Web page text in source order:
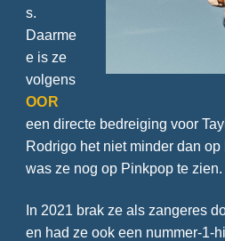
s.
Daarme
e is ze
volgens
OOR
een directe bedreiging voor
Rodrigo het niet minder dan
was ze nog op Pinkpop te zien.
In 2021 brak ze als zangeres
en had ze ook een nummer-1-